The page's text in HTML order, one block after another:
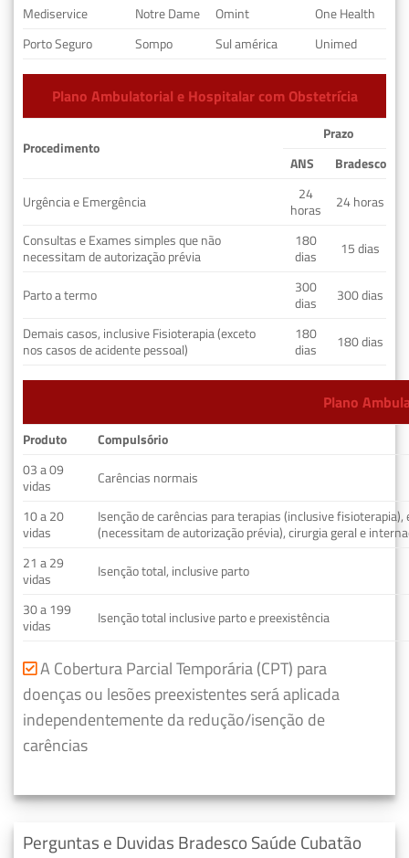
Mediservice
Notre Dame Omint
One Health
Porto Seguro
Sompo Sul américa Unimed
Plano Ambulatorial e Hospitalar com Obstetrícia
Procedimento
Prazo
ANS
Bradesco
Urgência e Emergência
24
horas
24 horas
Consultas e Exames simples que não
necessitam de autorização prévia
180
dias
15 dias
Parto a termo
300
dias
300 dias
Demais casos, inclusive Fisioterapia (exceto
nos casos de acidente pessoal)
180
dias
180 dias
Plano
Produto
Compulsório
03 a 09
vidas
Carências normais
10 a 20
vidas
Isenção de carências para terapias (inclusive fisioterapia),
(necessitam de autorização prévia), cirurgia geral e
21 a 29
vidas
Isenção total, inclusive parto
30 a 199
vidas
Isenção total inclusive parto e preexistência
A Cobertura Parcial Temporária (CPT) para
doenças ou lesões preexistentes será aplicada
independentemente da redução/isenção de
carências
Perguntas e Duvidas Bradesco Saúde Cubatão